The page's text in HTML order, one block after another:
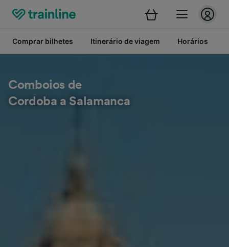
Comprar bilhetes Itinerário de viagem Horários
Comboios de
Cordoba a Salamanca